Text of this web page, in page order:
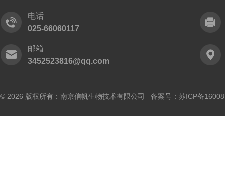
电话
025-66060117
邮箱
3452523816@qq.com
© 2026 版权所有：南京信帆生物技术有限公司 备案号： 苏ICP备